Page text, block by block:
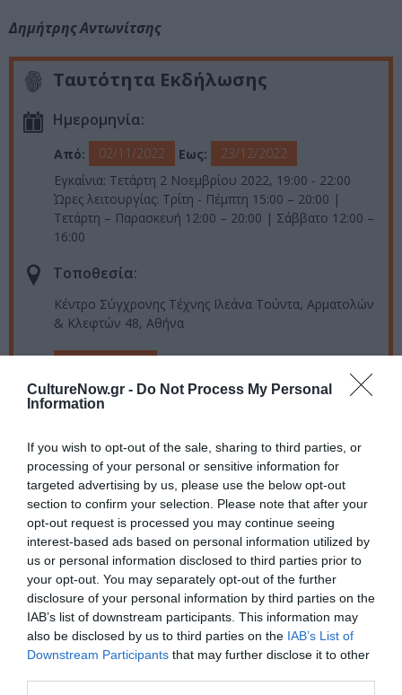
CultureNow.gr - Do Not Process My Personal
Information
If you wish to opt-out of the sale, sharing to third parties, or
processing of your personal or sensitive information for
targeted advertising by us, please use the below opt-out
section to confirm your selection. Please note that after your
opt-out request is processed you may continue seeing
interest-based ads based on personal information utilized by
us or personal information disclosed to third parties prior to
your opt-out. You may separately opt-out of the further
disclosure of your personal information by third parties on the
IAB’s list of downstream participants. This information may
also be disclosed by us to third parties on the IAB’s List of
Downstream Participants that may further disclose it to other
Δημήτρης Αντωνίτσης
Ταυτότητα Εκδήλωσης
Ημερομηνία:
Από: 02/11/2022 Εως:
23/12/2022
Εγκαίνια: Τετάρτη 2 Νοεμβρίου 2022, 19:00 - 22:00
Ώρες λειτουργίας: Τρίτη - Πέμπτη 15:00 – 20:00 |
Τετάρτη – Παρασκευή 12:00 – 20:00 | Σάββατο 12:00 –
16:00
Τοποθεσία:
Κέντρο Σύγχρονης Τέχνης Ιλεάνα Τούντα, Αρματολών
& Κλεφτών 48, Αθήνα
Πληροφορίες / Κρατήσεις:
Ακολουθήστε το Culturenow.gr στο Google News
μάθετε πρώτοι όλες τις ειδήσεις
Δείτε όλα τατελευταία νέαγια την Τέχνη και τον
Πολιτισμό στο
Culturenow.gr
Νέοι Διαγωνισμοί❯
Tags